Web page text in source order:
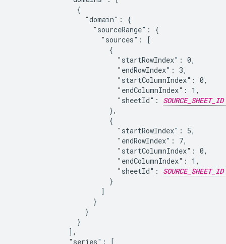
                {
                  "domain": {
                    "sourceRange": {
                      "sources": [
                        {
                          "startRowIndex": 0,
                          "endRowIndex": 3,
                          "startColumnIndex": 0,
                          "endColumnIndex": 1,
                          "sheetId":
SOURCE_SHEET_ID
                        },
                        {
                          "startRowIndex": 5,
                          "endRowIndex": 7,
                          "startColumnIndex": 0,
                          "endColumnIndex": 1,
                          "sheetId":
SOURCE_SHEET_ID
                        }
                      ]
                    }
                  }
                }
              ],
              "series": [